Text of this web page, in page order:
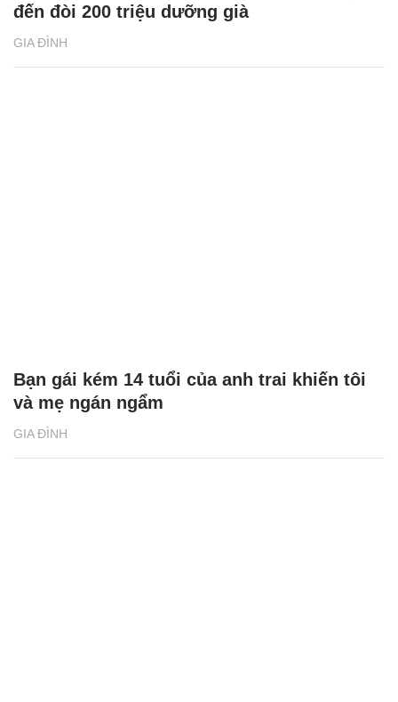
GIA ĐÌNH
đến đòi 200 triệu dưỡng già
GIA ĐÌNH
Bạn gái kém 14 tuổi của anh trai khiến tôi
và mẹ ngán ngẩm